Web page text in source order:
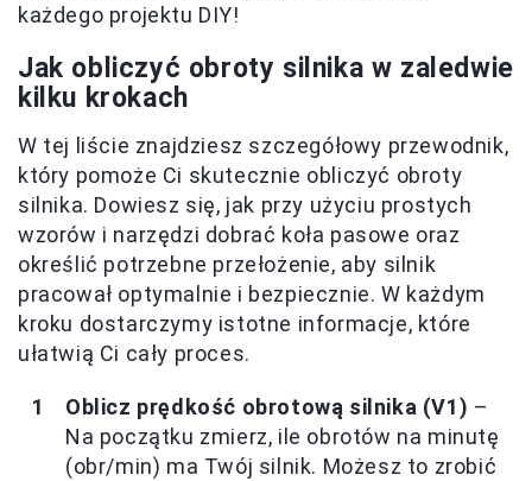
każdego projektu DIY!
Jak obliczyć obroty silnika w zaledwie
kilku krokach
W tej liście znajdziesz szczegółowy przewodnik,
który pomoże Ci skutecznie obliczyć obroty
silnika. Dowiesz się, jak przy użyciu prostych
wzorów i narzędzi dobrać koła pasowe oraz
określić potrzebne przełożenie, aby silnik
pracował optymalnie i bezpiecznie. W każdym
kroku dostarczymy istotne informacje, które
ułatwią Ci cały proces.
Oblicz prędkość obrotową silnika (V1) –
Na początku zmierz, ile obrotów na minutę
(obr/min) ma Twój silnik. Możesz to zrobić